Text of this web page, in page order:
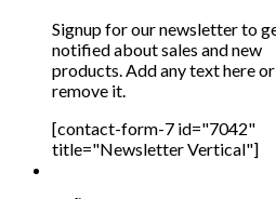
Signup for our newsletter to
notified about sales and new
products. Add any text here or
remove it.
[contact-form-7 id="7042"
title="Newsletter Vertical"]